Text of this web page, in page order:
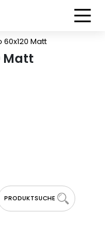
Matt
Matt
PRODUKTSUCHE